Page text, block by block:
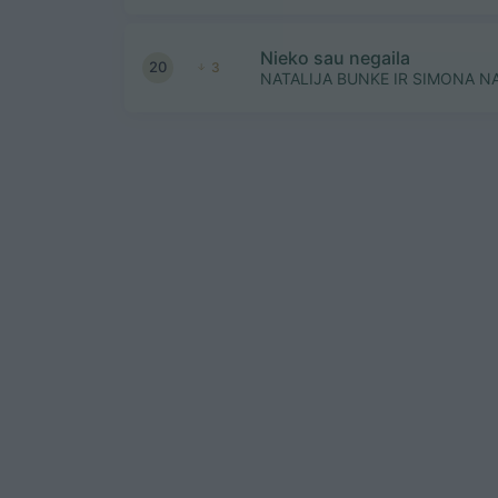
20 3 Nieko sau negaila
NATALIJA BUNKE IR SIMONA